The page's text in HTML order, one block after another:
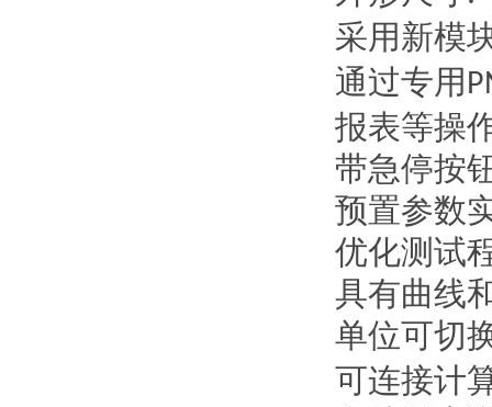
采用新模
通过专用
报表等操
带急停按
预置参数
优化测试
具有曲线
单位可切
可连接计